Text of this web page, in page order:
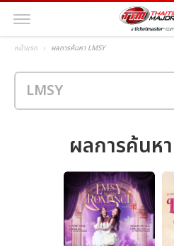
หน้าแรก ผลการค้นหา LMSY
ผลการค้นหา